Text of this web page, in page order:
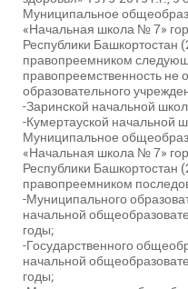
Муниципальное
«Начальная школа № 7»
Республики Башкортостан
правопреемником
правопреемственность не
образовательного
-Заринской начальной
-Кумертауской начальной
Муниципальное
«Начальная школа № 7»
Республики Башкортостан
правопреемником
-Муниципального
начальной
годы;
-Государственного
начальной
годы;